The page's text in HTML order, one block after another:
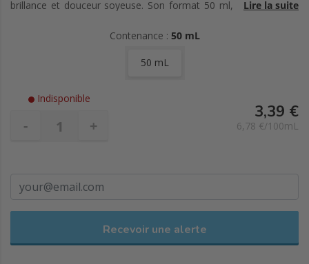
brillance et douceur soyeuse. Son format 50 ml, idéal pour les
Lire la suite
Contenance : 50 mL
50 mL
Indisponible
- +
3,39 €
6,78 €/100mL
Recevoir une alerte